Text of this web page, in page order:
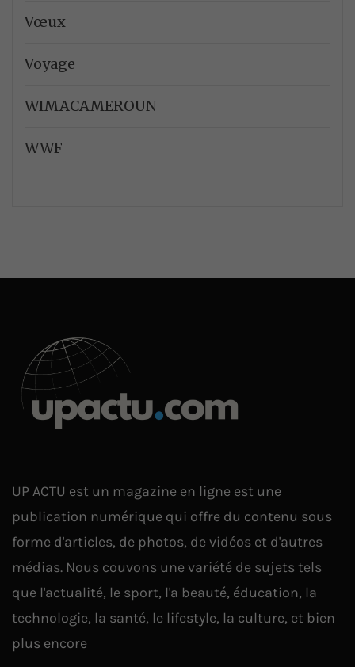
Vœux
Voyage
WIMACAMEROUN
WWF
UP ACTU est un magazine en ligne est une
publication numérique qui offre du contenu sous
forme d'articles, de photos, de vidéos et d'autres
médias. Nous couvons une variété de sujets tels
que l'actualité, le sport, l'a beauté, éducation, la
technologie, la santé, le lifestyle, la culture, et bien
plus encore